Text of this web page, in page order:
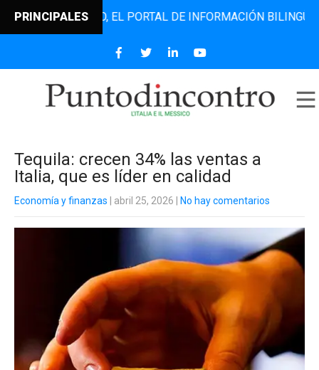
PRINCIPALESEL PORTAL DE INFORMACIÓN BILINGÜE QUE
Tequila: crecen 34% las ventas a
Italia, que es líder en calidad
Economía y finanzas | abril 25, 2026 No hay comentarios